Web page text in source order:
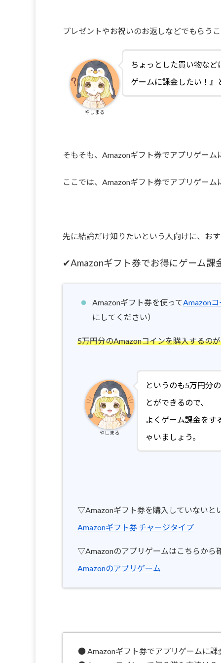
プレゼントやお祝いのお返しなどでもらう
ちょっとした買い物な
ゲームに課金したい！』
やしまる
そもそも、Amazonギフト券でアプリゲーム
ここでは、Amazonギフト券でアプリゲーム
先に結論だけ知りたいという人向けに、お
✔Amazonギフト券でお得にゲーム課
Amazonギフト券を使ってAmazonコ
にしてください）
5万円分のAmazonコインを購入するの
というのも5万円分
とができるので、
よくゲーム課金をす
ゃいましょう。
やしまる
▽Amazonギフト券を購入していないと
Amazonギフト券 チャージタイプ
▽Amazonのアプリゲームはこちらから
Amazonのアプリゲーム
● Amazonギフト券でアプリゲームに課